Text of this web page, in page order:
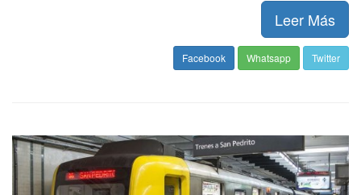
Leer Más
Facebook Whatsapp Twitter